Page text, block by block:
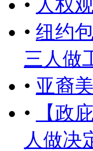
• 人权
• 纽约
三人做
• 亚裔
•
【政
人做决